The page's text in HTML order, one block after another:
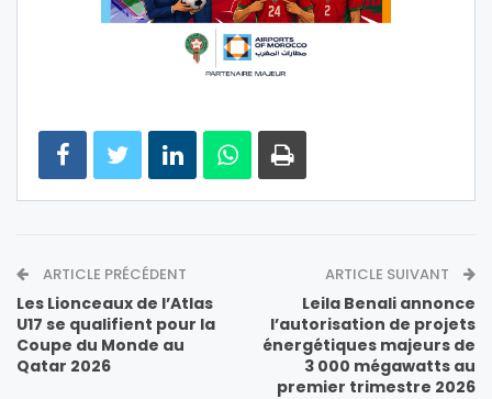
ARTICLE PRÉCÉDENT
Les Lionceaux de l’Atlas
U17 se qualifient pour la
Coupe du Monde au
Qatar 2026
ARTICLE SUIVANT
Leila Benali annonce
l’autorisation de projets
énergétiques majeurs de
3 000 mégawatts au
premier trimestre 2026